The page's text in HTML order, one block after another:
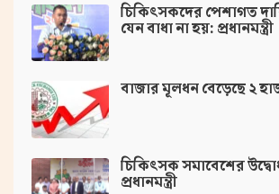
চিকিৎসকদের পেশাগত
যেন বাধা না হয়: প্রধানমন্ত্রী
বাজার মূলধন বেড়েছে ২
চিকিৎসক সমাবেশের
প্রধানমন্ত্রী